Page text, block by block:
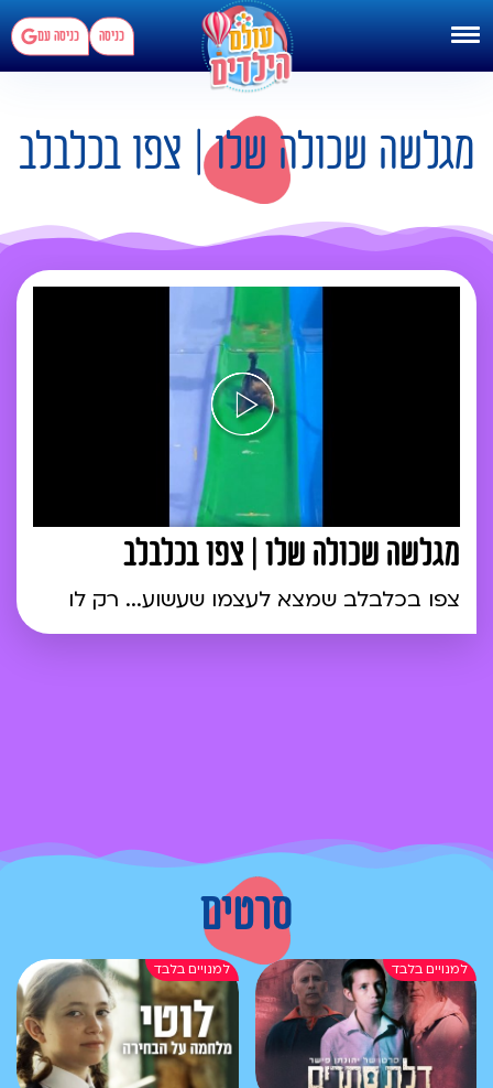
כניסה כניסה עם
מגלשה שכולה שלו | צפו בכלבלב
מגלשה שכולה שלו | צפו בכלבלב
צפו בכלבלב שמצא לעצמו שעשוע... רק לו
סרטים